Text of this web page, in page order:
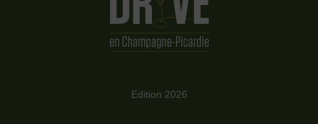
Edition 2026